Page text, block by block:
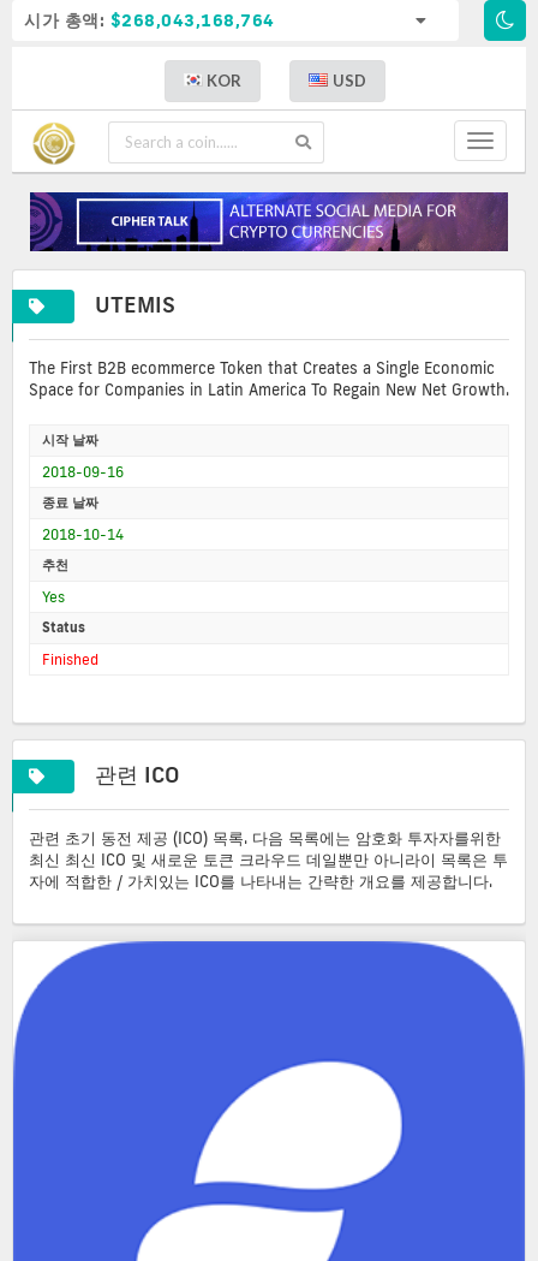
시가 총액: $268,043,168,764
KOR USD
Toggle
UTEMIS
The First B2B ecommerce Token that Creates a Single Economic
Space for Companies in Latin America To Regain New Net Growth.
시작 날짜
2018-09-16
종료 날짜
2018-10-14
추천
Yes
Status
Finished
관련 ICO
관련 초기 동전 제공 (ICO) 목록. 다음 목록에는 암호화 투자자를위한
최신 최신 ICO 및 새로운 토큰 크라우드 데일뿐만 아니라이 목록은 투
자에 적합한 / 가치있는 ICO를 나타내는 간략한 개요를 제공합니다.